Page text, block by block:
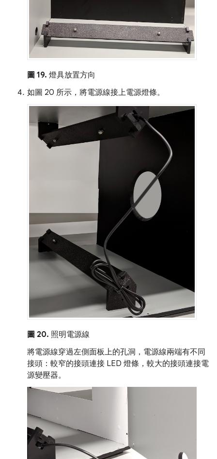
圖 19. 燈具放置方向
如圖 20 所示，將電源線接上電源燈條。
圖 20. 照明電源線
將電源線穿過左側面板上的孔洞，電源線兩端有不同
接頭：較窄的接頭連接 LED 燈條，較大的接頭連接電
源變壓器。